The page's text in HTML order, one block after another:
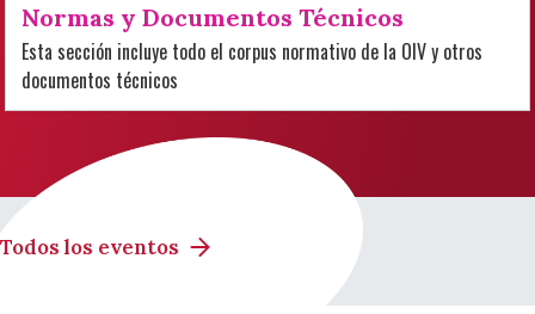
Normas y Documentos Técnicos
Esta sección incluye todo el corpus normativo de la OIV y otros
documentos técnicos
Todos los eventos